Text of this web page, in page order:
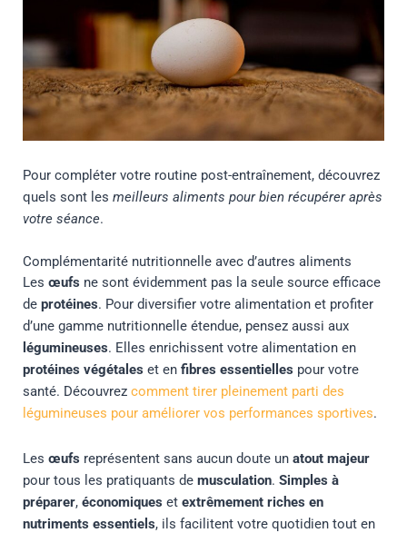
Pour compléter votre routine post-entraînement, découvrez
quels sont les meilleurs aliments pour bien récupérer après
votre séance.
Complémentarité nutritionnelle avec d’autres aliments
Les œufs ne sont évidemment pas la seule source efficace
de protéines. Pour diversifier votre alimentation et profiter
d’une gamme nutritionnelle étendue, pensez aussi aux
légumineuses. Elles enrichissent votre alimentation en
protéines végétales et en fibres essentielles pour votre
santé. Découvrez comment tirer pleinement parti des
légumineuses pour améliorer vos performances sportives.
Les œufs représentent sans aucun doute un atout majeur
pour tous les pratiquants de musculation. Simples à
préparer, économiques et extrêmement riches en
nutriments essentiels, ils facilitent votre quotidien tout en